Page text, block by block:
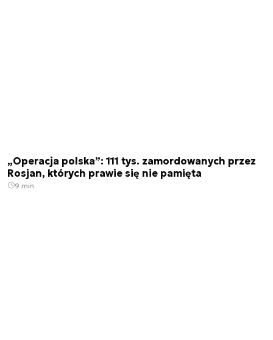
„Operacja polska”: 111 tys. zamordowanych przez
Rosjan, których prawie się nie pamięta
9 min.